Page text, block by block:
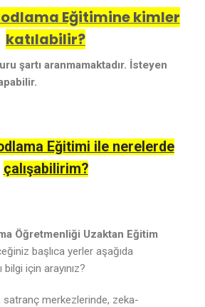
Eğitimine kimler
katılabilir?
şartı aranmamaktadır. İsteyen
Eğitimi ile nerelerde
çalışabilirim?
Öğretmenliği Uzaktan Eğitim
başlıca yerler aşağıda
bilgi için arayınız?
satranç merkezlerinde, zeka-